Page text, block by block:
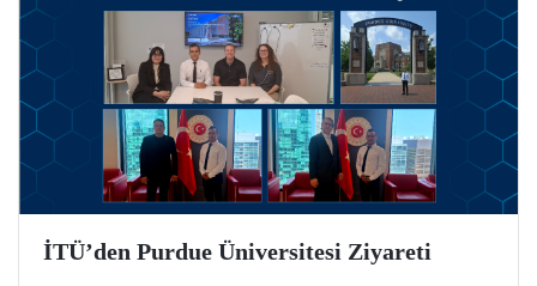
İTÜ’den Purdue Üniversitesi Ziyareti